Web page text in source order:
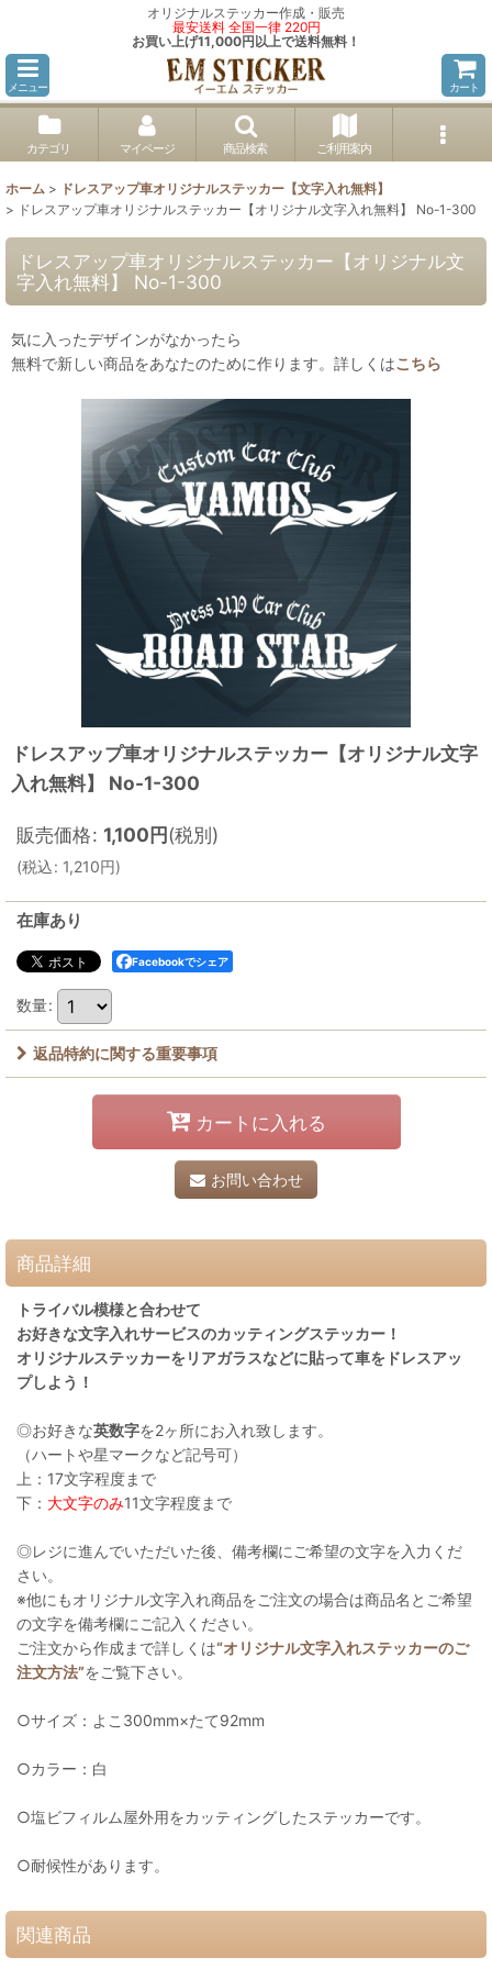
オリジナルステッカー作成・販売
最安送料 全国一律 220円
お買い上げ11,000円以上で送料無料！
メニュー カート
カテゴリ マイページ 商品検索 ご利用案内
ホーム > ドレスアップ車オリジナルステッカー【文字入れ無料】
> ドレスアップ車オリジナルステッカー【オリジナル文字入れ無料】 No-1-300
ドレスアップ車オリジナルステッカー【オリジナル文
字入れ無料】 No-1-300
気に入ったデザインがなかったら
無料で新しい商品をあなたのために作ります。詳しくはこちら
ドレスアップ車オリジナルステッカー【オリジナル文字
入れ無料】 No-1-300
販売価格: 1,100円(税別)
(税込: 1,210円)
在庫あり
Facebookでシェア
数量:
返品特約に関する重要事項
カートに入れる
お問い合わせ
商品詳細
トライバル模様と合わせて
お好きな文字入れサービスのカッティングステッカー！
オリジナルステッカーをリアガラスなどに貼って車をドレスアッ
プしよう！
◎お好きな英数字を2ヶ所にお入れ致します。
（ハートや星マークなど記号可）
上：17文字程度まで
下： 大文字のみ11文字程度まで
◎レジに進んでいただいた後、備考欄にご希望の文字を入力くだ
さい。
※他にもオリジナル文字入れ商品をご注文の場合は商品名とご希望
の文字を備考欄にご記入ください。
ご注文から作成まで詳しくは“オリジナル文字入れステッカーのご
注文方法”をご覧下さい。
○サイズ：よこ300mm×たて92mm
○カラー：白
○塩ビフィルム屋外用をカッティングしたステッカーです。
○耐候性があります。
関連商品